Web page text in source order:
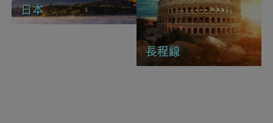
日本
長程線